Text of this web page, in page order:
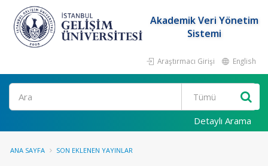
Akademik Veri Yönetim
Sistemi
Araştırmacı Girişi English
Ara
Detaylı Arama
ANA SAYFA SON EKLENEN YAYINLAR